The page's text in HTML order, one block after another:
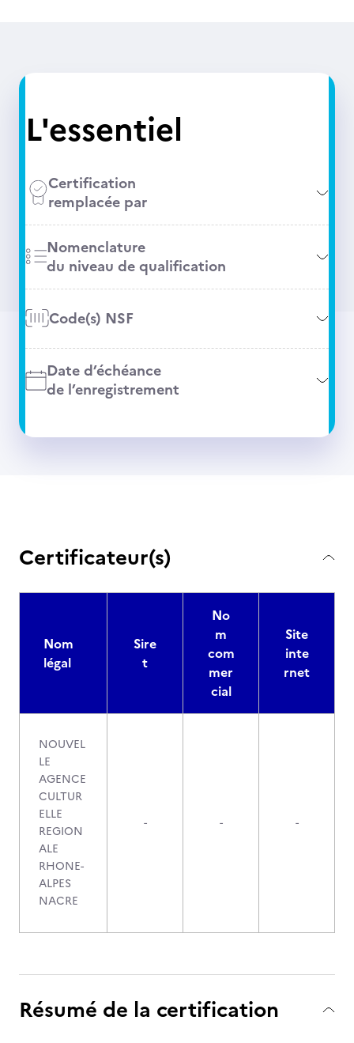
L'essentiel
Certification
remplacée par
Nomenclature
du niveau de qualification
Code(s) NSF
Date d’échéance
de l’enregistrement
Certificateur(s)
Nom
légal
Sire
t
No
m
com
mer
cial
Site
inte
rnet
NOUVEL
LE
AGENCE
CULTUR
ELLE
REGION
ALE
RHONE-
ALPES
NACRE
- - -
Résumé de la certification